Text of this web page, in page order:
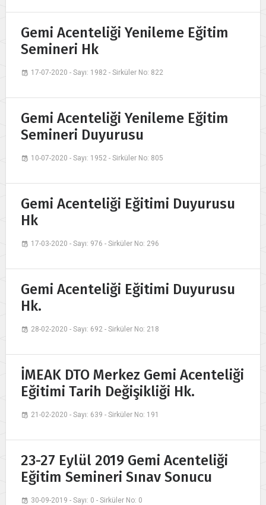
Gemi Acenteliği Yenileme Eğitim
Semineri Hk
17-07-2020 - Sayı: 1982 - Sirküler No: 822
Gemi Acenteliği Yenileme Eğitim
Semineri Duyurusu
10-07-2020 - Sayı: 1952 - Sirküler No: 805
Gemi Acenteliği Eğitimi Duyurusu
Hk
17-03-2020 - Sayı: 976 - Sirküler No: 296
Gemi Acenteliği Eğitimi Duyurusu
Hk.
28-02-2020 - Sayı: 692 - Sirküler No: 218
İMEAK DTO Merkez Gemi Acenteliği
Eğitimi Tarih Değişikliği Hk.
21-02-2020 - Sayı: 639 - Sirküler No: 191
23-27 Eylül 2019 Gemi Acenteliği
Eğitim Semineri Sınav Sonucu
30-09-2019 - Sayı: 0 - Sirküler No: 0